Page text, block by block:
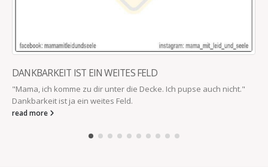
DANKBARKEIT IST EIN WEITES FELD
"Mama, ich komme zu dir unter die Decke. Ich pupse auch nicht."
Dankbarkeit ist ja ein weites Feld.
read more